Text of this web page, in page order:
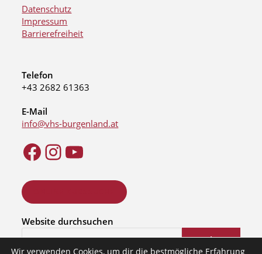
Datenschutz
Impressum
Barrierefreiheit
Telefon
+43 2682 61363
E-Mail
info@vhs-burgenland.at
Website durchsuchen
Suchen
Wir verwenden Cookies, um dir die bestmögliche Erfahrung